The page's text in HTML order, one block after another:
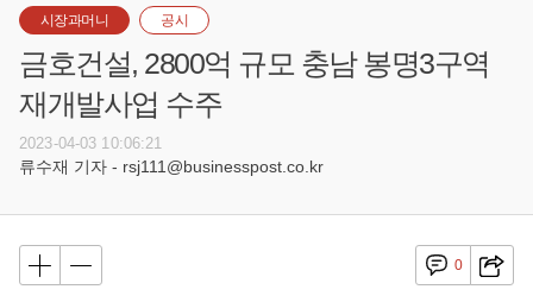
시장과머니 공시
금호건설, 2800억 규모 충남 봉명3구역
재개발사업 수주
2023-04-03 10:06:21
류수재 기자 - rsj111@businesspost.co.kr
0